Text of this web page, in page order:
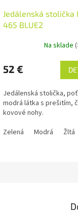
Jedálenská stolička
465 BLUE2
Na sklade
52 €
Jedálenská stolička,
modrá látka s prešitím,
kovové nohy.
Zelená
Modrá Žltá